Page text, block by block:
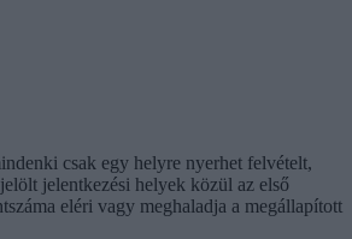
csak egy helyre nyerhet felvételt,
jelentkezési helyek közül az első
eléri vagy meghaladja a megállapított